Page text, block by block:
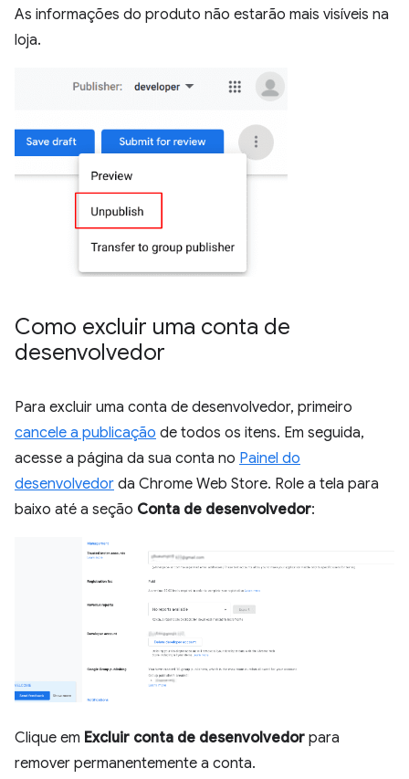
As informações do produto não estarão mais visíveis na
loja.
Como excluir uma conta de
desenvolvedor
Para excluir uma conta de desenvolvedor, primeiro
cancele a publicação de todos os itens. Em seguida,
acesse a página da sua conta no Painel do
desenvolvedor da Chrome Web Store. Role a tela para
baixo até a seção Conta de desenvolvedor:
Clique em Excluir conta de desenvolvedor para
remover permanentemente a conta.